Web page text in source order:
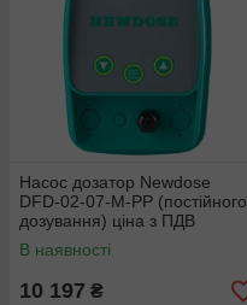
Насос дозатор Newdose
DFD-02-07-M-РР (постійного
дозування) ціна з ПДВ
В наявності
10 197 ₴